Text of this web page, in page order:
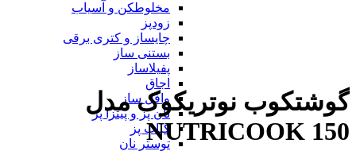
مخلوطکن و آسیاب
زودپز
چایساز و کتری برقی
بستنی ساز
پفیلاساز
اجاق
وافل ساز
نان پز و پیتزا پز
کباب پز
توستر نان
گوشتکوب نوتریکوک مدل
NUTRICOOK 150